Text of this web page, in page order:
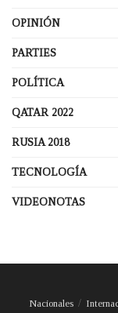
OPINIÓN
PARTIES
POLÍTICA
QATAR 2022
RUSIA 2018
TECNOLOGÍA
VIDEONOTAS
Nacionales